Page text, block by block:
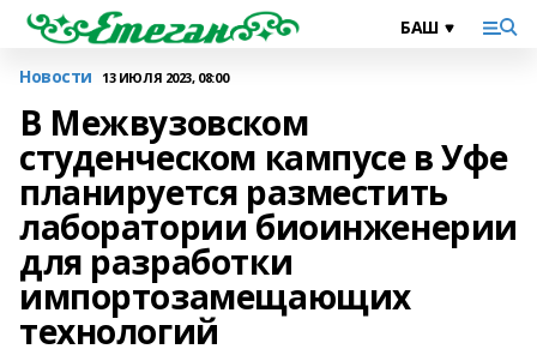
Новости 13 ИЮЛЯ 2023, 08:00
В Межвузовском
студенческом кампусе в Уфе
планируется разместить
лаборатории биоинженерии
для разработки
импортозамещающих
технологий